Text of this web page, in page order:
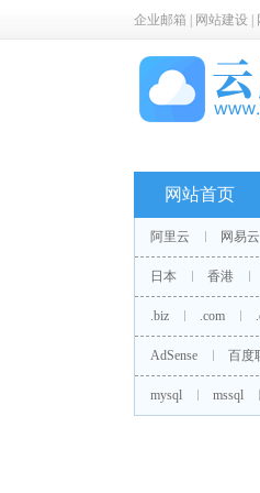
企业邮箱 网站建设
网站首页
阿里云 网易云
日本 香港
.biz .com
AdSense 百度
mysql mssql